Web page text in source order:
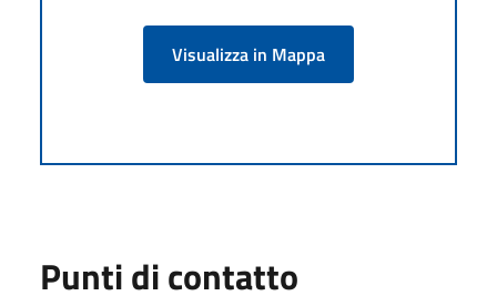
Visualizza in Mappa
Punti di contatto